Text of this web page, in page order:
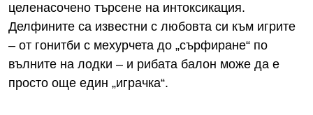
целенасочено търсене на интоксикация.
Делфините са известни с любовта си към игрите
– от гонитби с мехурчета до „сърфиране“ по
вълните на лодки – и рибата балон може да е
просто още един „играчка“.